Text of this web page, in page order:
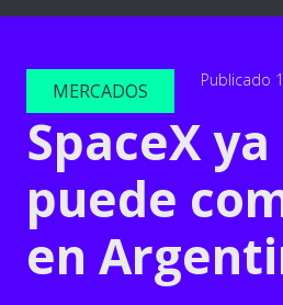
MERCADOS Publicado
SpaceX ya
puede
en